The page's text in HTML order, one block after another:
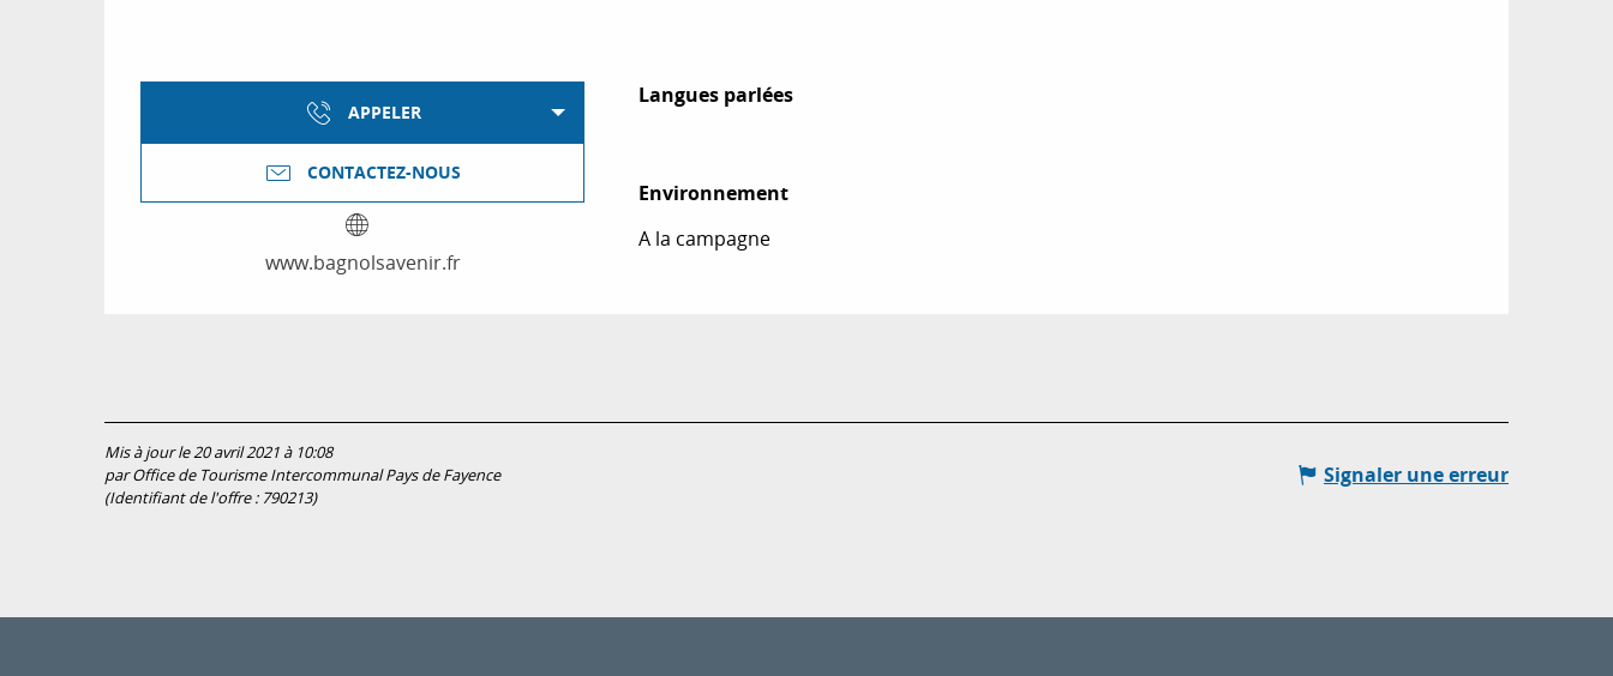
APPELER
CONTACTEZ-NOUS
www.bagnolsavenir.fr
Langues parlées
Langues parlées
Environnement
Environnement
A la campagne
Mis à jour le 20 avril 2021 à 10:08
par Office de Tourisme Intercommunal Pays de Fayence
(Identifiant de l'offre : 790213)
Signaler une erreur